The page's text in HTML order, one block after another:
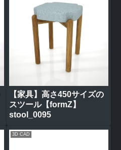
【家具】高さ450サイズの
スツール【formZ】
stool_0095
3D CAD